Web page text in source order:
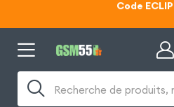
Code
Recherche de produits,